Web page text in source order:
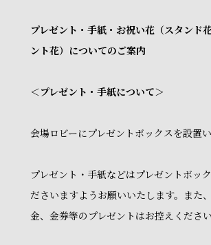
プレゼント・手紙・お祝い花（スタンド
ント花）についてのご案内
＜プレゼント・手紙について＞
会場ロビーにプレゼントボックスを設置い
プレゼント・手紙などはプレゼントボッ
ださいますようお願いいたします。また
金、金券等のプレゼントはお控えください